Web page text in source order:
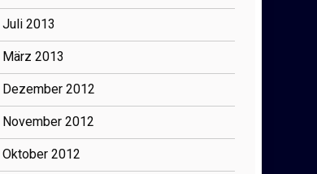
Juli 2013
März 2013
Dezember 2012
November 2012
Oktober 2012